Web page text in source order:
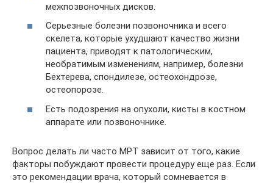
межпозвоночных дисков.
Серьезные болезни позвоночника и всего
скелета, которые ухудшают качество жизни
пациента, приводят к патологическим,
необратимым изменениям, например, болезни
Бехтерева, спондилезе, остеохондрозе,
остеопорозе.
Есть подозрения на опухоли, кисты в костном
аппарате или позвоночнике.
Вопрос делать ли часто МРТ зависит от того, какие
факторы побуждают провести процедуру еще раз. Если
это рекомендации врача, который сомневается в